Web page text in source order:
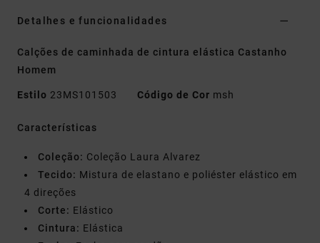
Detalhes e funcionalidades
Calções de caminhada de cintura elástica Castanho
Homem
Estilo 23MS101503 Código de Cor msh
Características
Coleção: Coleção Laura Alvarez
Tecido: Mistura de elastano e poliéster elástico em
4 direções
Corte: Elástico
Cintura: Elástica